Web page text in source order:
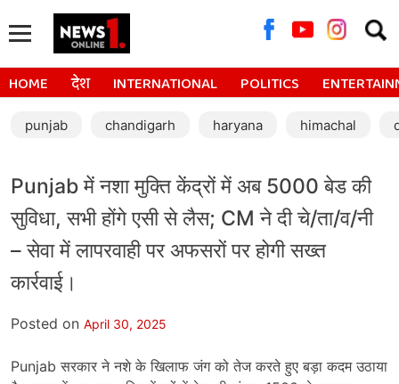
for:
HOME देश INTERNATIONAL POLITICS
punjab chandigarh haryana himachal
Punjab में नशा मुक्ति केंद्रों में अब 5000 बेड की
सुविधा, सभी होंगे एसी से लैस; CM ने दी चे/ता/व/नी
– सेवा में लापरवाही पर अफसरों पर होगी सख्त
कार्रवाई।
Posted on April 30, 2025
Punjab सरकार ने नशे के खिलाफ जंग को तेज करते हुए बड़ा कदम उठाया